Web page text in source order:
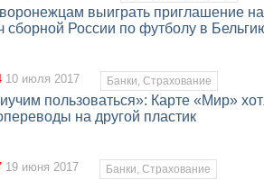
выиграть приглашение
сборной России по футболу в
10 июля 2017 Банки, Страхование
пользоваться»: Карте «Мир»
на другой пластик
19 июня 2017 Банки, Страхование